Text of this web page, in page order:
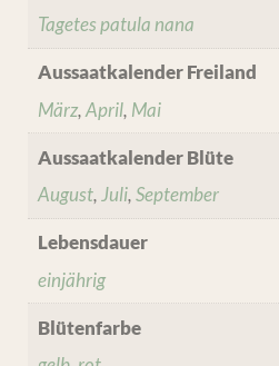
Tagetes patula nana
Aussaatkalender Freiland
März,April, Mai
Aussaatkalender Blüte
August,Juli,September
Lebensdauer
einjährig
Blütenfarbe